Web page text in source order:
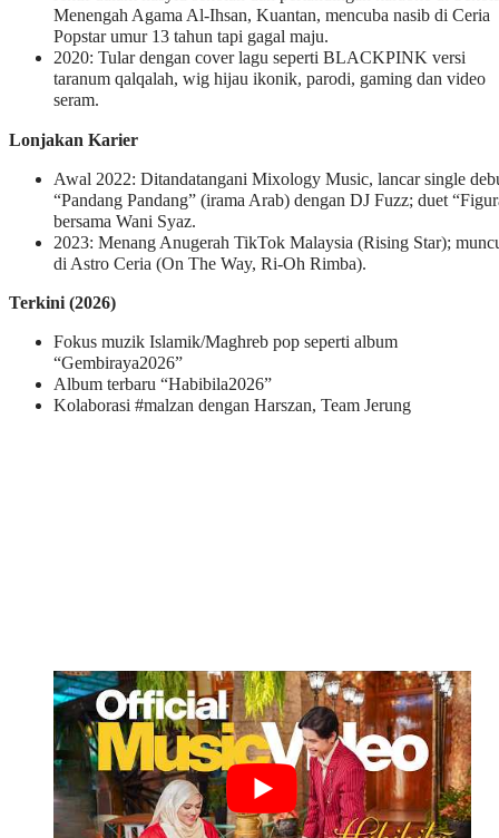
Menengah Agama Al-Ihsan, Kuantan, mencuba nasib di Ceria
Popstar umur 13 tahun tapi gagal maju.
2020: Tular dengan cover lagu seperti BLACKPINK versi
taranum qalqalah, wig hijau ikonik, parodi, gaming dan video
seram.
Lonjakan Karier
Awal 2022: Ditandatangani Mixology Music, lancar single
“Pandang Pandang” (irama Arab) dengan DJ Fuzz; duet
bersama Wani Syaz.
2023: Menang Anugerah TikTok Malaysia (Rising Star);
di Astro Ceria (On The Way, Ri-Oh Rimba).
Terkini (2026)
Fokus muzik Islamik/Maghreb pop seperti album
“Gembiraya2026”
Album terbaru “Habibila2026”
Kolaborasi #malzan dengan Harszan, Team Jerung